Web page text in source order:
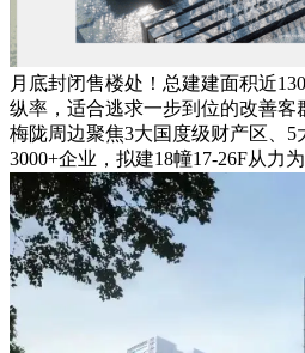
月底封闭售楼处！总建建面积近
纵率，适合逃求一步到位的改善客
梅陇周边聚焦3大国度级财产区、5
3000+企业，拟建18幢17-26F从力